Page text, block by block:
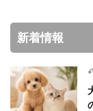
新着情報